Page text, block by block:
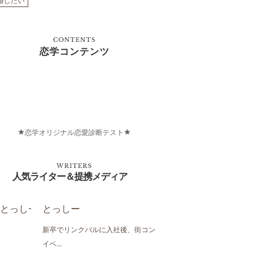
CONTENTS
恋学コンテンツ
恋学オリジナル恋愛診断テスト
WRITERS
人気ライター＆提携メディア
とっしー
新卒でリンクバルに入社後、街コン
イベ...